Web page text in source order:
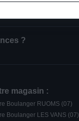
?
magasin :
Boulanger RUOMS (07)
Boulanger LES VANS (07)